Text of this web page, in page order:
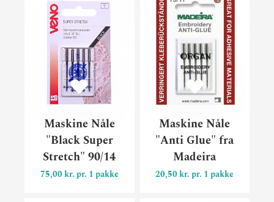
Maskine Nåle
"Black Super
Stretch" 90/14
75,00 kr. pr. 1 pakke
Maskine Nåle "Black
Maskine Nåle
"Anti Glue" fra
Madeira
20,50 kr. pr. 1 pakke